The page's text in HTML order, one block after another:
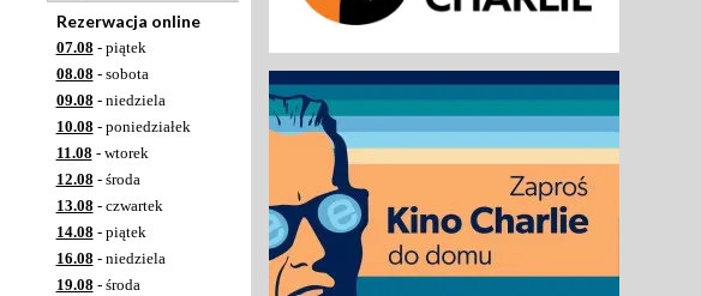
Rezerwacja online
07.08 - piątek
08.08 - sobota
09.08 - niedziela
10.08 - poniedziałek
11.08 - wtorek
12.08 - środa
13.08 - czwartek
14.08 - piątek
16.08 - niedziela
19.08 - środa